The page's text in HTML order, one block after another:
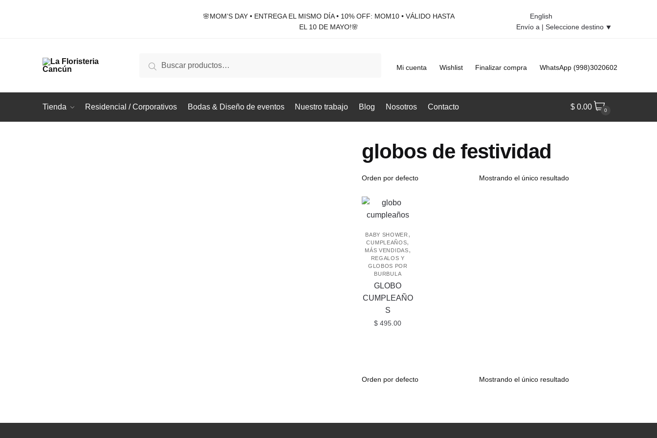
🌸MOM’S DAY • ENTREGA EL MISMO DÍA • 10% OFF: MOM10 • VÁLIDO HASTA
EL 10 DE MAYO!🌸
English
Envío a | Seleccione destino ⯆
por:
Buscar Mi cuenta Wishlist Finalizar compra WhatsApp (998)3020602
Tienda Residencial / Corporativos Bodas & Diseño de eventos Nuestro trabajo Blog Nosotros Contacto $ 0.00 0
globos de festividad
Mostrando el único resultado
BABY SHOWER ,
CUMPLEAÑOS,
MÁS VENDIDAS,
REGALOS Y
GLOBOS POR
BURBULA
GLOBO
CUMPLEAÑO
S
$ 495.00
Mostrando el único resultado